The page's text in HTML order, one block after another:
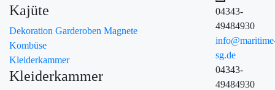
Kajüte
Dekoration Garderoben Magnete
Kombüse
Kleiderkammer
Kleiderkammer
04343-
49484930
sg.de
04343-
49484930